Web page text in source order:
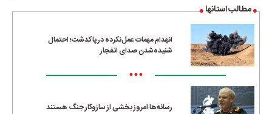
مطالب استانها
انهدام مهمات عمل‌نکرده در پاکدشت؛ احتمال
شنیده‌شدن صدای انفجار
•••
رسانه‌ها امروز بخشی از سازوکار جنگ هستند